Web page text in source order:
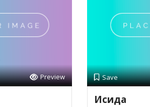
Preview Save
Исида